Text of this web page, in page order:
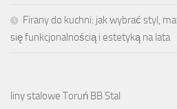
Firany do kuchni: jak wybrać styl,
się funkcjonalnością i estetyką na lata
liny stalowe Toruń BB Stal